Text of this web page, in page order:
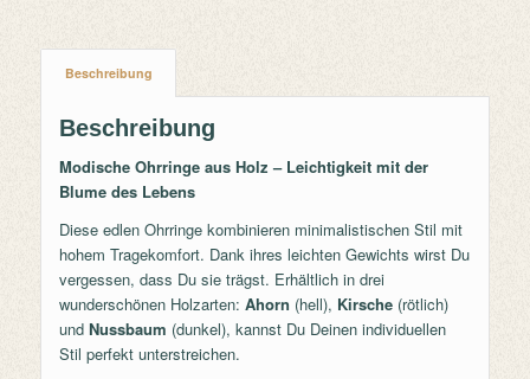
Beschreibung
Beschreibung
Modische Ohrringe aus Holz – Leichtigkeit mit der
Blume des Lebens
Diese edlen Ohrringe kombinieren minimalistischen Stil mit
hohem Tragekomfort. Dank ihres leichten Gewichts wirst Du
vergessen, dass Du sie trägst. Erhältlich in drei
wunderschönen Holzarten: Ahorn (hell), Kirsche(rötlich)
und Nussbaum (dunkel), kannst Du Deinen individuellen
Stil perfekt unterstreichen.